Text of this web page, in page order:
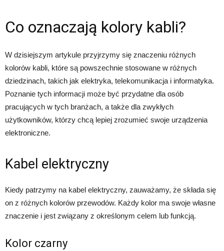
Co oznaczają kolory kabli?
W dzisiejszym artykule przyjrzymy się znaczeniu różnych
kolorów kabli, które są powszechnie stosowane w różnych
dziedzinach, takich jak elektryka, telekomunikacja i informatyka.
Poznanie tych informacji może być przydatne dla osób
pracujących w tych branżach, a także dla zwykłych
użytkowników, którzy chcą lepiej zrozumieć swoje urządzenia
elektroniczne.
Kabel elektryczny
Kiedy patrzymy na kabel elektryczny, zauważamy, że składa się
on z różnych kolorów przewodów. Każdy kolor ma swoje własne
znaczenie i jest związany z określonym celem lub funkcją.
Kolor czarny